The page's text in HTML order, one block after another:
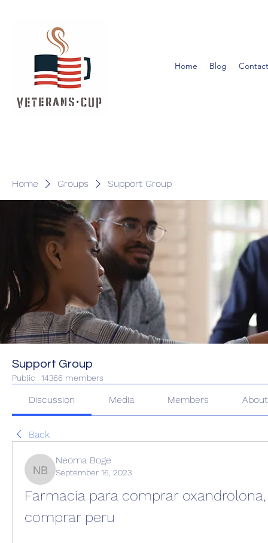
Home Blog
Home Groups Support Group
Support Group
Public · 14366 members
Discussion Media Members About
Back
Neoma Boge
Neoma Boge
September 16, 2023
Farmacia para comprar
comprar peru